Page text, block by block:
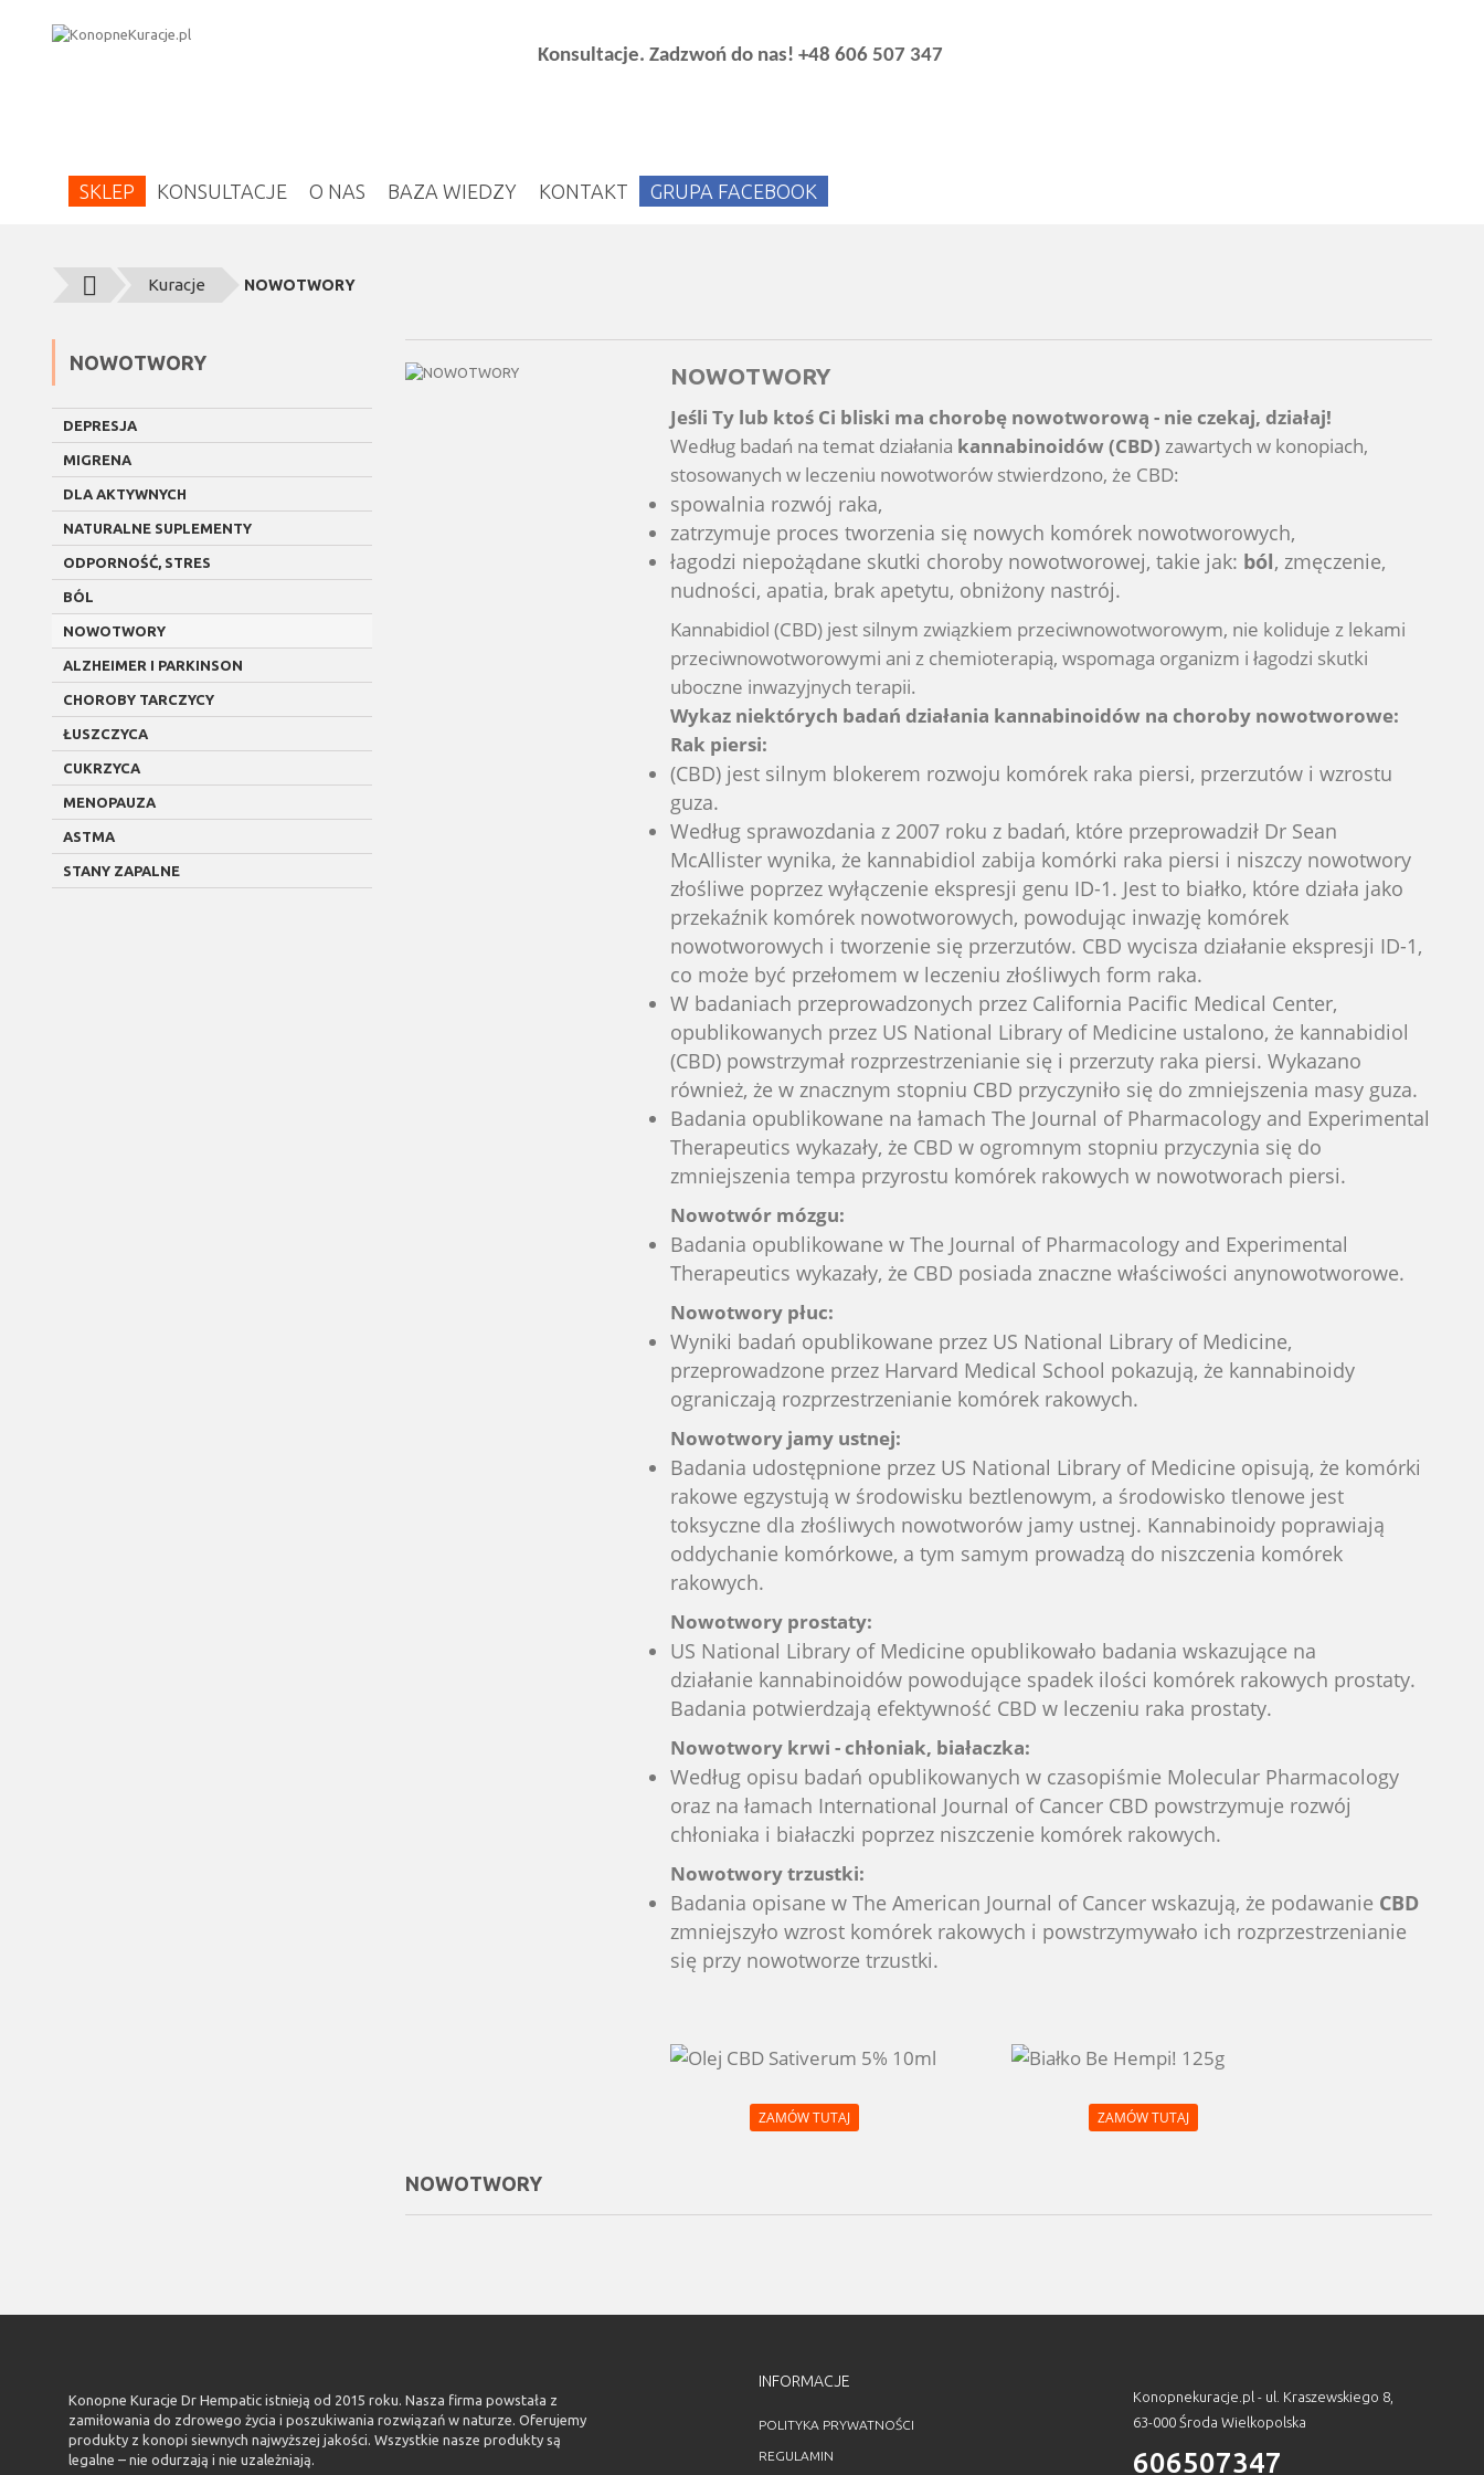
Konsultacje. Zadzwoń do nas! +48 606 507 347
SKLEP KONSULTACJE O NAS BAZA WIEDZY KONTAKT GRUPA FACEBOOK
Kuracje NOWOTWORY
NOWOTWORY
Jeśli Ty lub ktoś Ci bliski ma chorobę nowotworową - nie czekaj, działaj!
Według badań na temat działania kannabinoidów (CBD) zawartych w konopiach,
stosowanych w leczeniu nowotworów stwierdzono, że CBD:
spowalnia rozwój raka,
zatrzymuje proces tworzenia się nowych komórek nowotworowych,
łagodzi niepożądane skutki choroby nowotworowej, takie jak: ból, zmęczenie,
nudności, apatia, brak apetytu, obniżony nastrój.
Kannabidiol (CBD) jest silnym związkiem przeciwnowotworowym, nie koliduje z lekami
przeciwnowotworowymi ani z chemioterapią, wspomaga organizm i łagodzi skutki
uboczne inwazyjnych terapii.
Wykaz niektórych badań działania kannabinoidów na choroby nowotworowe:
Rak piersi:
(CBD) jest silnym blokerem rozwoju komórek raka piersi, przerzutów i wzrostu
guza.
Według sprawozdania z 2007 roku z badań, które przeprowadził Dr Sean
McAllister wynika, że kannabidiol zabija komórki raka piersi i niszczy nowotwory
złośliwe poprzez wyłączenie ekspresji genu ID-1. Jest to białko, które działa jako
przekaźnik komórek nowotworowych, powodując inwazję komórek
nowotworowych i tworzenie się przerzutów. CBD wycisza działanie ekspresji ID-1,
co może być przełomem w leczeniu złośliwych form raka.
W badaniach przeprowadzonych przez California Pacific Medical Center,
opublikowanych przez US National Library of Medicine ustalono, że kannabidiol
(CBD) powstrzymał rozprzestrzenianie się i przerzuty raka piersi. Wykazano
również, że w znacznym stopniu CBD przyczyniło się do zmniejszenia masy guza.
Badania opublikowane na łamach The Journal of Pharmacology and Experimental
Therapeutics wykazały, że CBD w ogromnym stopniu przyczynia się do
zmniejszenia tempa przyrostu komórek rakowych w nowotworach piersi.
Nowotwór mózgu:
Badania opublikowane w The Journal of Pharmacology and Experimental
Therapeutics wykazały, że CBD posiada znaczne właściwości anynowotworowe.
Nowotwory płuc:
Wyniki badań opublikowane przez US National Library of Medicine,
przeprowadzone przez Harvard Medical School pokazują, że kannabinoidy
ograniczają rozprzestrzenianie komórek rakowych.
Nowotwory jamy ustnej:
Badania udostępnione przez US National Library of Medicine opisują, że komórki
rakowe egzystują w środowisku beztlenowym, a środowisko tlenowe jest
toksyczne dla złośliwych nowotworów jamy ustnej. Kannabinoidy poprawiają
oddychanie komórkowe, a tym samym prowadzą do niszczenia komórek
rakowych.
Nowotwory prostaty:
US National Library of Medicine opublikowało badania wskazujące na
działanie kannabinoidów powodujące spadek ilości komórek rakowych prostaty.
Badania potwierdzają efektywność CBD w leczeniu raka prostaty.
Nowotwory krwi - chłoniak, białaczka:
Według opisu badań opublikowanych w czasopiśmie Molecular Pharmacology
oraz na łamach International Journal of Cancer CBD powstrzymuje rozwój
chłoniaka i białaczki poprzez niszczenie komórek rakowych.
Nowotwory trzustki:
Badania opisane w The American Journal of Cancer wskazują, że podawanie CBD
zmniejszyło wzrost komórek rakowych i powstrzymywało ich rozprzestrzenianie
się przy nowotworze trzustki.
ZAMÓW TUTAJ ZAMÓW TUTAJ
NOWOTWORY
NOWOTWORY
DEPRESJA
MIGRENA
DLA AKTYWNYCH
NATURALNE SUPLEMENTY
ODPORNOŚĆ, STRES
BÓL
NOWOTWORY
ALZHEIMER I PARKINSON
CHOROBY TARCZYCY
ŁUSZCZYCA
CUKRZYCA
MENOPAUZA
ASTMA
STANY ZAPALNE
Konopne Kuracje Dr Hempatic istnieją od 2015 roku. Nasza firma powstała z
zamiłowania do zdrowego życia i poszukiwania rozwiązań w naturze. Oferujemy
produkty z konopi siewnych najwyższej jakości. Wszystkie nasze produkty są
legalne – nie odurzają i nie uzależniają.
INFORMACJE
POLITYKA PRYWATNOŚCI
REGULAMIN
Konopnekuracje.pl - ul. Kraszewskiego 8,
63-000 Środa Wielkopolska
606507347